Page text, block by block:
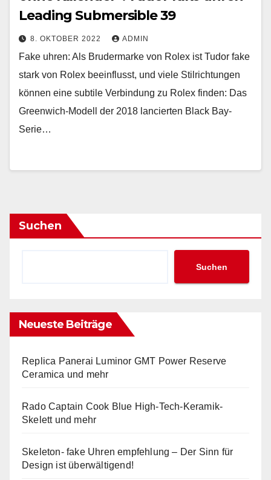
Leading Submersible 39
8. OKTOBER 2022 ADMIN
Fake uhren: Als Brudermarke von Rolex ist Tudor fake
stark von Rolex beeinflusst, und viele Stilrichtungen
können eine subtile Verbindung zu Rolex finden: Das
Greenwich-Modell der 2018 lancierten Black Bay-
Serie…
Suchen
Suchen
Neueste Beiträge
Replica Panerai Luminor GMT Power Reserve
Ceramica und mehr
Rado Captain Cook Blue High-Tech-Keramik-
Skelett und mehr
Skeleton- fake Uhren empfehlung – Der Sinn für
Design ist überwältigend!